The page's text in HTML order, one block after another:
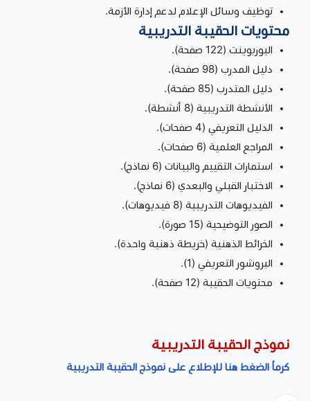
توظيف وسائل الإعلام لدعم إدارة الأزمة.
محتويات الحقيبة التدريبية
البوربوينت (122 صفحة).
دليل المدرب (98 صفحة).
دليل المتدرب (85 صفحة).
الأنشطة التدريبية (8 أنشطة).
الدليل التعريفي (4 صفحات).
المراجع العلمية (6 صفحات).
استمارات التقييم والبيانات (6 نماذج).
الاختبار القبلي والبعدي (6 نماذج).
الفيديوهات التدريبية (8 فيديوهات).
الصور التوضيحية (15 صورة).
الخرائط الذهنية (خريطة ذهنية واحدة).
البروشور التعريفي (1).
محتويات الحقيبة (12 صفحة).
نموذج الحقيبة التدريبية
كرماُ الضغط هنا للإطلاع على نموذج الحقيبة التدريبية